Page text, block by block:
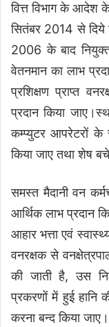
वित्त विभाग के आदेश
सितंबर 2014 से
2006 के बाद
वेतनमान का लाभ
प्रशिक्षण प्राप्त
प्रदान किया
कम्प्युटर आपरेटरों के
किया जाए तथा शेष
समस्त मैदानी वन
आर्थिक लाभ प्रदान
आहार भत्ता एवं
वनरक्षक से
की जाती है, उस
प्रकरणों में हुई हानि
करना बन्द किया जाए।